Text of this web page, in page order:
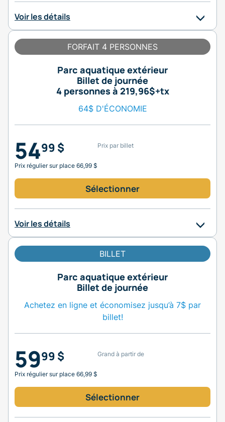
Voir les détails
FORFAIT 4 PERSONNES
Parc aquatique extérieur
Billet de journée
4 personnes à 219,96$+tx
64$ D'ÉCONOMIE
Prix par billet
5499 $
Prix régulier sur place 66,99 $
Sélectionner
Voir les détails
BILLET
Parc aquatique extérieur
Billet de journée
Achetez en ligne et économisez jusqu’à 7$ par
billet!
Grand à partir de
5999 $
Prix régulier sur place 66,99 $
Sélectionner